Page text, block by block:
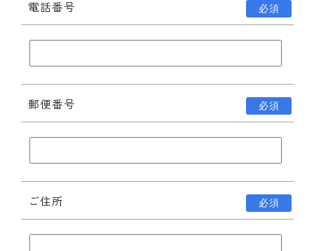
電話番号 必須
郵便番号 必須
ご住所 必須